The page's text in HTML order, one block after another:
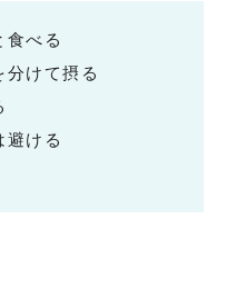
食べる
分けて摂る
避ける